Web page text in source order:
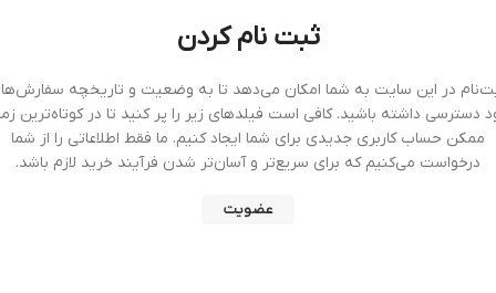
ثبت نام کردن
در این سایت به شما امکان می‌دهد تا به وضعیت و تاریخچه
دسترسی داشته باشید. کافی است فیلدهای زیر را پر کنید تا در کوتاه‌ترین
ممکن حساب کاربری جدیدی برای شما ایجاد کنیم. ما فقط اطلاعاتی را از شما
درخواست می‌کنیم که برای سریع‌تر و آسان‌تر شدن فرآیند خرید لازم باشد.
عضویت